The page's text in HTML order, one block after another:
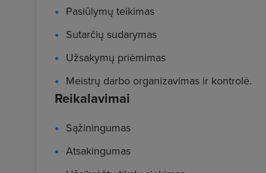
Pasiūlymų teikimas
Sutarčių sudarymas
Užsakymų priėmimas
Meistrų darbo organizavimas ir kontrolė.
Reikalavimai
Sąžiningumas
Atsakingumas